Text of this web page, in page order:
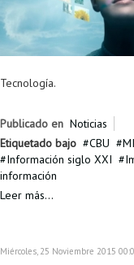
Tecnología.
Publicado en Noticias
Etiquetado bajo
CBU
Información siglo XXI
información
Leer más...
Miércoles, 25 Noviembre 2015